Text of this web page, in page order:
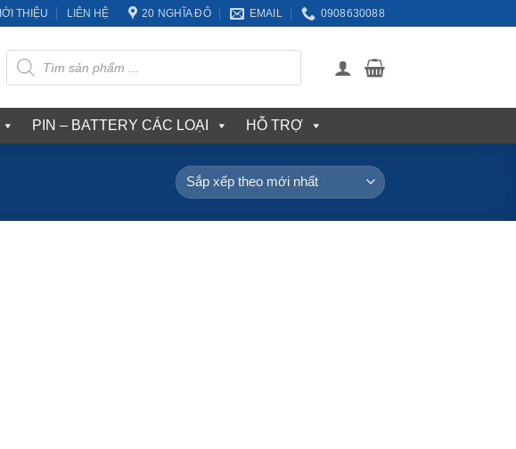
THIỆU LIÊN HỆ 20 NGHĨA ĐÔ EMAIL 0908630088
Tìm
kiếm
sản
phẩm
PIN – BATTERY CÁC LOẠI HỖ TRỢ